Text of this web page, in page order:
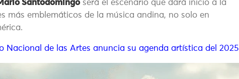
Santodomingoserá el escenario que dará inicio a la
más emblemáticos de la música andina, no solo en
Nacional de las Artes anuncia su agenda artística del 2025